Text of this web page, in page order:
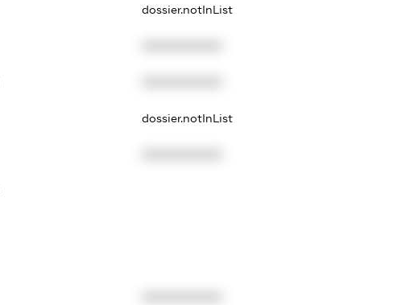
dossier.notInList
dossier.notInList